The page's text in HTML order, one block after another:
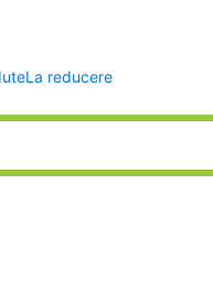
La reducere